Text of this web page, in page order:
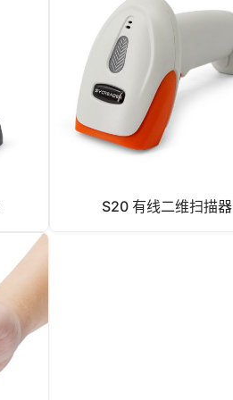
S20 有线二维扫描器